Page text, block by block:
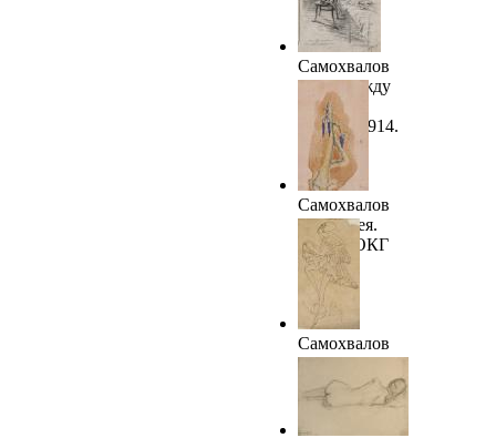
Самохвалов
А.Н. Между
небом и
землей. 1914.
ГРМ
Самохвалов
А.Н. Змея.
1914. ТОКГ
Самохвалов
А.Н.
Балерина.
ТОКГ